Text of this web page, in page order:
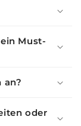
Must-
an?
oder